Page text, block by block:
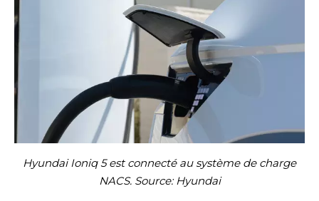
Hyundai Ioniq 5 est connecté au système de charge
NACS. Source: Hyundai